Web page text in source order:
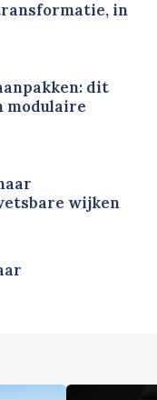
in
dit
modulaire
wijken